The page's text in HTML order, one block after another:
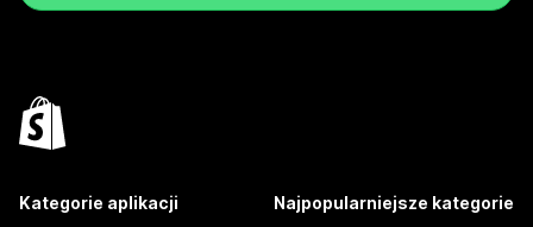
Kategorie aplikacji Najpopularniejsze kategorie